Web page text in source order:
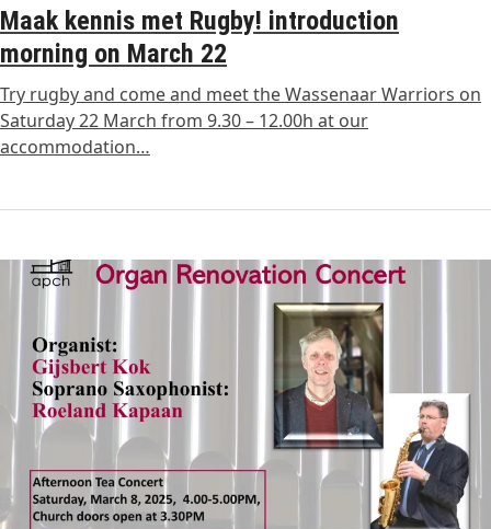
Maak kennis met Rugby! introduction
morning on March 22
Try rugby and come and meet the Wassenaar Warriors on
Saturday 22 March from 9.30 – 12.00h at our
accommodation…